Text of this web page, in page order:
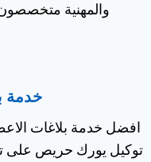
والمهنية
خدمة
افضل خدمة بلاغات
توكيل يورك حريص على